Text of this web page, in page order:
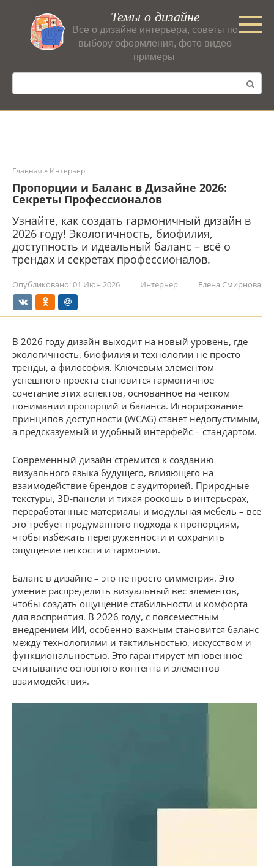
контенту
Темы о дизайне
Все о дизайне интерьера, советы по
выбору оформления, фото видео
примеры
Поиск:
Главная » Интерьер
Пропорции и Баланс в Дизайне 2026:
Секреты Профессионалов
Узнайте, как создать гармоничный дизайн в
2026 году! Экологичность, биофилия,
доступность и идеальный баланс – всё о
трендах и секретах профессионалов.
Опубликовано:01 Июн 2026 Интерьер Елена Смирнова
В 2026 году дизайн выходит на новый уровень, где
экологичность, биофилия и технологии не просто
тренды, а философия. Ключевым элементом
успешного проекта становится гармоничное
сочетание этих аспектов, основанное на четком
понимании пропорций и баланса. Игнорирование
принципов доступности (WCAG) станет недопустимым,
а предсказуемый и удобный интерфейс – стандартом.
Современный дизайн стремится к созданию
визуального языка будущего, влияющего на
взаимодействие брендов с аудиторией. Природные
текстуры, 3D-панели и тихая роскошь в интерьерах,
переработанные материалы и модульная мебель – все
это требует продуманного подхода к пропорциям,
чтобы избежать перегруженности и сохранить
ощущение легкости и гармонии.
Баланс в дизайне – это не просто симметрия. Это
умение распределить визуальный вес элементов,
чтобы создать ощущение стабильности и комфорта
для восприятия. В 2026 году, с повсеместным
внедрением ИИ, особенно важным становится баланс
между технологиями и тактильностью, искусством и
функциональностью. Это гарантирует мгновенное
считывание основного контента и элементов
взаимодействия.